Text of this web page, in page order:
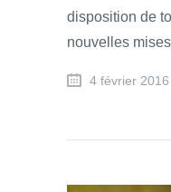
disposition de
nouvelles
4 février 2016